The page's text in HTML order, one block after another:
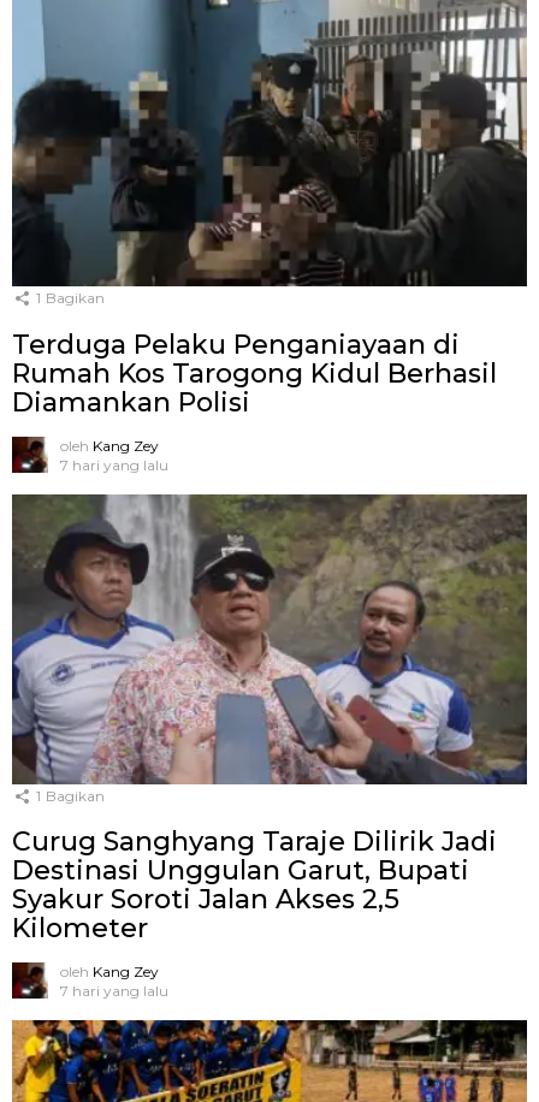
1 Bagikan
Terduga Pelaku Penganiayaan di
Rumah Kos Tarogong Kidul Berhasil
Diamankan Polisi
oleh Kang Zey
7 hari yang lalu
1 Bagikan
Curug Sanghyang Taraje Dilirik Jadi
Destinasi Unggulan Garut, Bupati
Syakur Soroti Jalan Akses 2,5
Kilometer
oleh Kang Zey
7 hari yang lalu